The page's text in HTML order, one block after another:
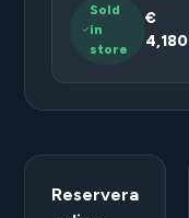
Sold
in
store
€
4,180
Reservera